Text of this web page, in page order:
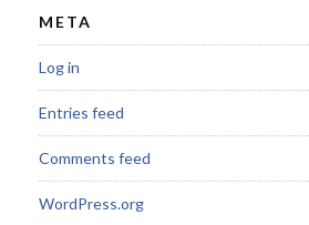
META
Log in
Entries feed
Comments feed
WordPress.org